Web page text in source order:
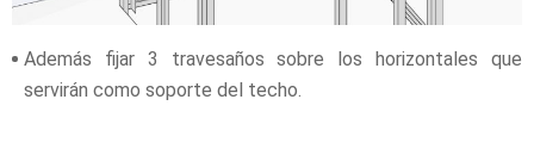
Además fijar 3 travesaños sobre los horizontales que
servirán como soporte del techo.